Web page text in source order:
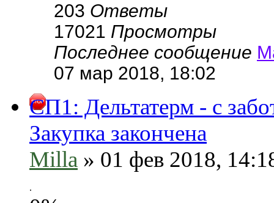
203 Ответы
17021 Просмотры
Последнее сообщение
07 мар 2018, 18:02
СП1: Дельтатерм - с
Закупка закончена
Milla » 01 фев 2018,
.